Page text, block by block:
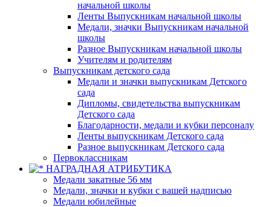
начальной школы
Ленты Выпускникам начальной школы
Медали, значки Выпускникам начальной
школы
Разное Выпускникам начальной школы
Учителям и родителям
Выпускникам детского сада
Медали и значки выпускникам Детского
сада
Дипломы, свидетельства выпускникам
Детского сада
Благодарности, медали и кубки персоналу
Ленты выпускникам Детского сада
Разное выпускникам Детского сада
Первоклассникам
НАГРАДНАЯ АТРИБУТИКА
Медали закатные 56 мм
Медали, значки и кубки с вашей надписью
Медали юбилейные